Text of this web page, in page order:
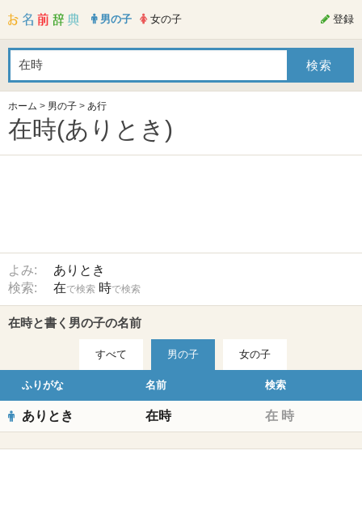
男の子 女の子 登録
ホーム > 男の子 > あ行
在時(ありとき)
よみ:
ありとき
検索:
在で検索 時で検索
在時と書く男の子の名前
すべて 男の子 女の子
ふりがな 名前 検索
ありとき 在時 在 時